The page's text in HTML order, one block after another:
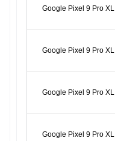
Google Pixel 9 Pro XL
Google Pixel 9 Pro XL
Google Pixel 9 Pro XL
Google Pixel 9 Pro XL